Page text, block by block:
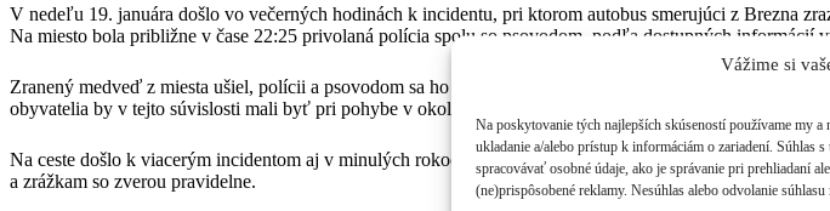
Vážime si
Na poskytovanie tých najlepších skúseností používame my
ukladanie a/alebo prístup k informáciám o zariadení. Súhlas
spracovávať osobné údaje, ako je správanie pri prehliadaní
(ne)prispôsobené reklamy. Nesúhlas alebo odvolanie
V nedeľu 19. januára došlo vo večerných hodinách k incidentu, pri ktorom autobus smerujúci z Brezna
Na miesto bola približne v čase 22:25 privolaná polícia spolu so psovodom, podľa dostupných informácií
Zranený medveď z miesta ušiel, polícii a psovodom sa ho dohľadať nepodarilo, k prípadu boli privolaní
obyvatelia by v tejto súvislosti mali byť pri pohybe v okolí obozretní a vyhýbať sa oblastiam s hustou,
Na ceste došlo k viacerým incidentom aj v minulých rokoch, okolie cesty je podľa vyjadrení zoológa
a zrážkam so zverou pravidelne.